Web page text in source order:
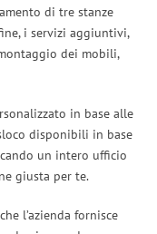
di tre stanze
i servizi aggiuntivi,
dei mobili,
in base alle
disponibili in base
un intero ufficio
giusta per te.
l’azienda fornisce